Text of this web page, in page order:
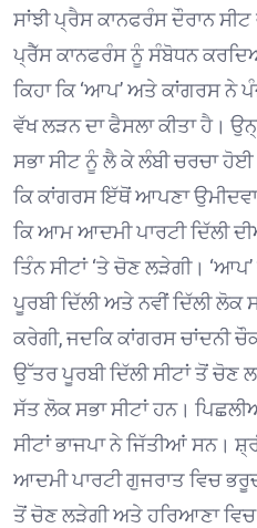
ਸਾਂਝੀ ਪ੍ਰੈਸ ਕਾਨਫਰੰਸ ਦੌਰਾਨ ਸੀਟ
ਪ੍ਰੈੱਸ ਕਾਨਫਰੰਸ ਨੂੰ ਸੰਬੋਧਨ
ਕਿਹਾ ਕਿ ‘ਆਪ’ ਅਤੇ ਕਾਂਗਰਸ ਨੇ
ਵੱਖ ਲੜਨ ਦਾ ਫੈਸਲਾ ਕੀਤਾ ਹੈ।
ਸਭਾ ਸੀਟ ਨੂੰ ਲੈ ਕੇ ਲੰਬੀ ਚਰਚਾ
ਕਿ ਕਾਂਗਰਸ ਇੱਥੋਂ ਆਪਣਾ
ਕਿ ਆਮ ਆਦਮੀ ਪਾਰਟੀ ਦਿੱਲੀ
ਤਿੰਨ ਸੀਟਾਂ ‘ਤੇ ਚੋਣ ਲੜੇਗੀ। ‘ਆਪ’
ਪੂਰਬੀ ਦਿੱਲੀ ਅਤੇ ਨਵੀਂ ਦਿੱਲੀ ਲੋਕ
ਕਰੇਗੀ, ਜਦਕਿ ਕਾਂਗਰਸ ਚਾਂਦਨੀ
ਉੱਤਰ ਪੂਰਬੀ ਦਿੱਲੀ ਸੀਟਾਂ ਤੋਂ ਚੋਣ
ਸੱਤ ਲੋਕ ਸਭਾ ਸੀਟਾਂ ਹਨ।
ਸੀਟਾਂ ਭਾਜਪਾ ਨੇ ਜਿੱਤੀਆਂ ਸਨ।
ਆਦਮੀ ਪਾਰਟੀ ਗੁਜਰਾਤ ਵਿਚ
ਤੋਂ ਚੋਣ ਲੜੇਗੀ ਅਤੇ ਹਰਿਆਣਾ